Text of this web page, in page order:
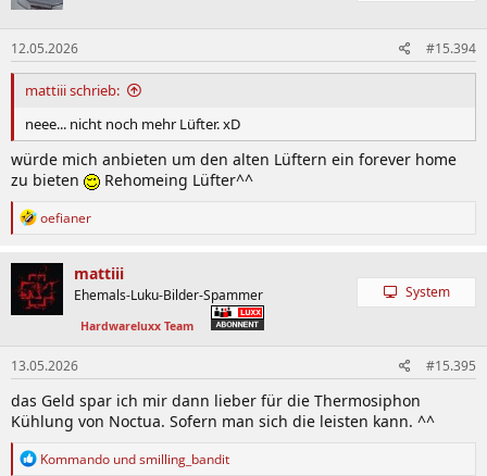
12.05.2026 #15.394
mattiii schrieb:
neee... nicht noch mehr Lüfter. xD
würde mich anbieten um den alten Lüftern ein forever home
zu bieten
Rehomeing Lüfter^^
R
k
t
i
o
n
oefianer
mattiii
Ehemals-Luku-Bilder-Spammer
Hardwareluxx Team
System
13.05.2026 #15.395
das Geld spar ich mir dann lieber für die Thermosiphon
Kühlung von Noctua. Sofern man sich die leisten kann. ^^
R
Kommando undsmilling_bandit